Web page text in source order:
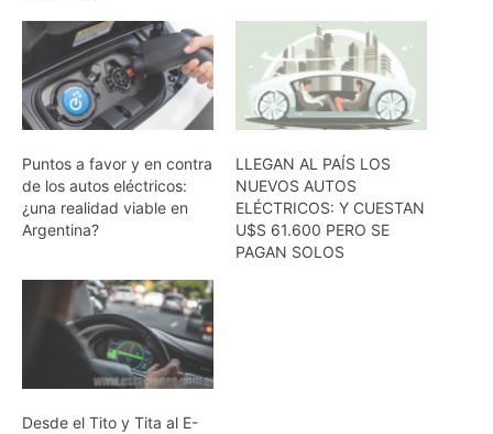
Puntos a favor y en contra
de los autos eléctricos:
¿una realidad viable en
Argentina?
LLEGAN AL PAÍS LOS
NUEVOS AUTOS
ELÉCTRICOS: Y CUESTAN
U$S 61.600 PERO SE
PAGAN SOLOS
Desde el Tito y Tita al E-